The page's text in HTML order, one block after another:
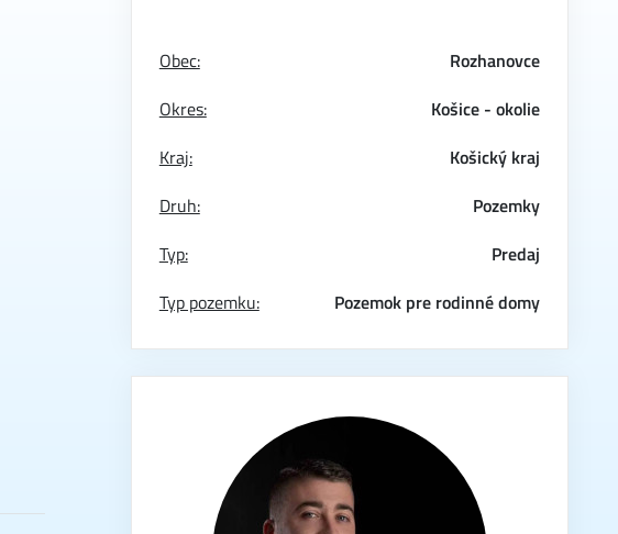
Obec:
Rozhanovce
Okres:
Košice - okolie
Kraj:
Košický kraj
Druh:
Pozemky
Typ:
Predaj
Typ pozemku:
Pozemok pre rodinné domy